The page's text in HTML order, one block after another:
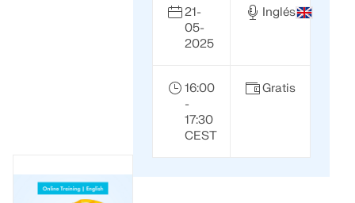
21-
05-
2025
Inglés
16:00
-
17:30
CEST
Gratis